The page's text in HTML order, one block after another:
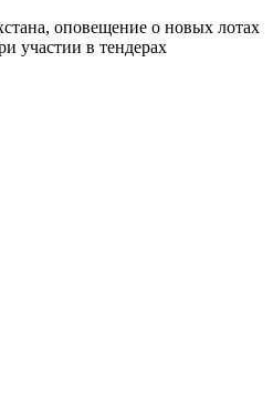
оповещение о новых лотах
участии в тендерах